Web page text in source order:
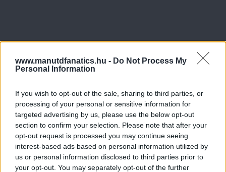
www.manutdfanatics.hu - Do Not Process My
Personal Information
If you wish to opt-out of the sale, sharing to third parties, or
processing of your personal or sensitive information for
targeted advertising by us, please use the below opt-out
section to confirm your selection. Please note that after your
opt-out request is processed you may continue seeing
interest-based ads based on personal information utilized by
us or personal information disclosed to third parties prior to
your opt-out. You may separately opt-out of the further